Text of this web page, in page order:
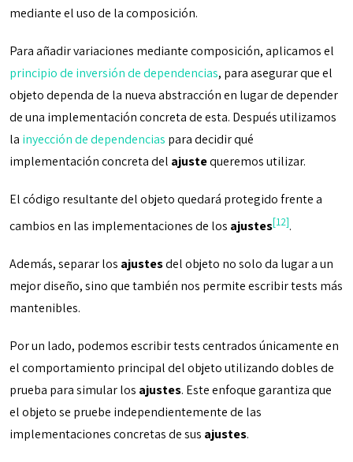
mediante el uso de la composición.
Para añadir variaciones mediante composición, aplicamos el
principio de inversión de dependencias, para asegurar que el
objeto dependa de la nueva abstracción en lugar de depender
de una implementación concreta de esta. Después utilizamos
la inyección de dependencias para decidir qué
implementación concreta del ajustequeremos utilizar.
El código resultante del objeto quedará protegido frente a
cambios en las implementaciones de los ajustes[12].
Además, separar los ajustesdel objeto no solo da lugar a un
mejor diseño, sino que también nos permite escribir tests más
mantenibles.
Por un lado, podemos escribir tests centrados únicamente en
el comportamiento principal del objeto utilizando dobles de
prueba para simular los ajustes. Este enfoque garantiza que
el objeto se pruebe independientemente de las
implementaciones concretas de sus ajustes.